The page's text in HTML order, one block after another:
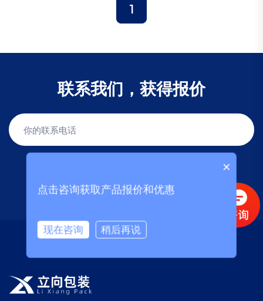
1
联系我们，获得报价
×
点击咨询获取产品报价和优惠
现在咨询 稍后再说